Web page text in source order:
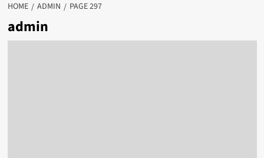
HOME ADMIN PAGE 297
admin